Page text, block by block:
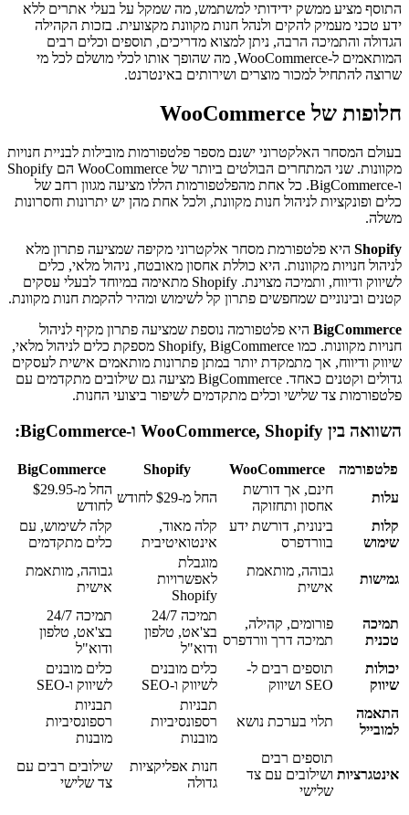
התוסף מציע ממשק ידידותי למשתמש, מה שמקל על בעלי אתרים ללא
ידע טכני מעמיק להקים ולנהל חנות מקוונת מקצועית. בזכות הקהילה
הגדולה והתמיכה הרבה, ניתן למצוא מדריכים, תוספים וכלים רבים
המותאמים ל-WooCommerce, מה שהופך אותו לכלי מושלם לכל מי
שרוצה להתחיל למכור מוצרים ושירותים באינטרנט.
חלופות של WooCommerce
בעולם המסחר האלקטרוני ישנם מספר פלטפורמות מובילות לבניית חנויות
מקוונות. שני המתחרים הבולטים ביותר של WooCommerce הם Shopify
ו-BigCommerce. כל אחת מהפלטפורמות הללו מציעה מגוון רחב של
כלים ופונקציות לניהול חנות מקוונת, ולכל אחת מהן יש יתרונות וחסרונות
משלה.
Shopify היא פלטפורמת מסחר אלקטרוני מקיפה שמציעה פתרון מלא
לניהול חנויות מקוונות. היא כוללת אחסון מאובטח, ניהול מלאי, כלים
לשיווק ודיווח, ותמיכה מצוינת. Shopify מתאימה במיוחד לבעלי עסקים
קטנים ובינוניים שמחפשים פתרון קל לשימוש ומהיר להקמת חנות מקוונת.
BigCommerce היא פלטפורמה נוספת שמציעה פתרון מקיף לניהול
חנויות מקוונות. כמו Shopify, BigCommerce מספקת כלים לניהול מלאי,
שיווק ודיווח, אך מתמקדת יותר במתן פתרונות מותאמים אישית לעסקים
גדולים וקטנים כאחד. BigCommerce מציעה גם שילובים מתקדמים עם
פלטפורמות צד שלישי וכלים מתקדמים לשיפור ביצועי החנות.
השוואה בין WooCommerce, Shopify ו-BigCommerce:
פלטפורמה WooCommerce
Shopify
BigCommerce
עלות
חינם, אך דורשת
אחסון ותחזוקה
החל מ-$29 לחודש
החל מ-$29.95
לחודש
קלות
שימוש
בינונית, דורשת ידע
בוורדפרס
קלה מאוד,
אינטואיטיבית
קלה לשימוש, עם
כלים מתקדמים
גמישות
גבוהה, מותאמת
אישית
מוגבלת
לאפשרויות
Shopify
גבוהה, מותאמת
אישית
תמיכה
טכנית
פורומים, קהילה,
תמיכה דרך וורדפרס
תמיכה 24/7
בצ'אט, טלפון
ודוא"ל
תמיכה 24/7
בצ'אט, טלפון
ודוא"ל
יכולות
שיווק
תוספים רבים ל-
SEO ושיווק
כלים מובנים
לשיווק ו-SEO
כלים מובנים
לשיווק ו-SEO
התאמה
למובייל
תלוי בערכת נושא
תבניות
רספונסיביות
מובנות
תבניות
רספונסיביות
מובנות
אינטגרציות
תוספים רבים
ושילובים עם צד
שלישי
חנות אפליקציות
גדולה
שילובים רבים עם
צד שלישי